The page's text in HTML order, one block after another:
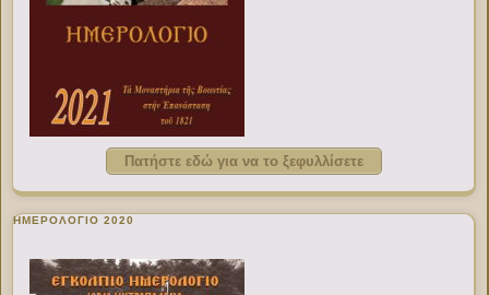
Πατήστε εδώ για να το ξεφυλλίσετε
ΗΜΕΡΟΛΟΓΙΟ 2020